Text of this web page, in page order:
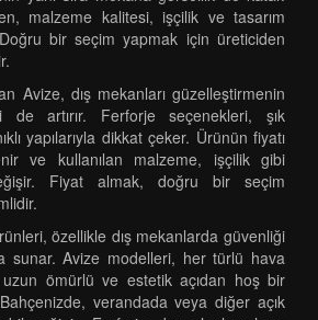
malzeme kalitesi, işçilik ve tasarım
Doğru bir seçim yapmak için üreticiden
Avize, dış mekanları güzelleştirmenin
de artırır. Ferforje seçenekleri, şık
yapılarıyla dikkat çeker. Ürünün fiyatı
ve kullanılan malzeme, işçilik gibi
Fiyat almak, doğru bir seçim
özellikle dış mekanlarda güvenliği
sunar. Avize modelleri, her türlü hava
uzun ömürlü ve estetik açıdan hoş bir
verandada veya diğer açık